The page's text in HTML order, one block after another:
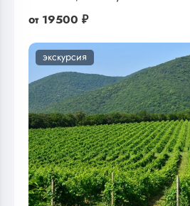
от 19500 ₽
экскурсия